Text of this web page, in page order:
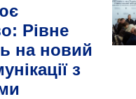
Рівне
на новий
з